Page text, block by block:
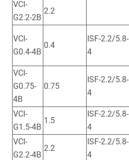
VCI-
G2.2-2B
2.2
VCI-
G0.4-4B
0.4
ISF-2.2/5.8-
4
VCI-
G0.75-
4B
0.75
ISF-2.2/5.8-
4
VCI-
G1.5-4B
1.5
ISF-2.2/5.8-
4
VCI-
G2.2-4B
2.2
ISF-2.2/5.8-
4